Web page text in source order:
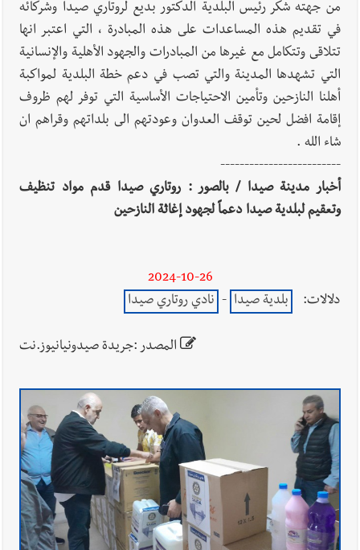
من جهته شكر رئيس البلدية الدكتور بديع لروتاري صيدا وشركائه
في تقديم هذه المساعدات على هذه المبادرة ، التي اعتبر انها
تتلاقى وتتكامل مع غيرها من المبادرات والجهود الأهلية والإنسانية
التي تشهدها المدينة والتي تصب في دعم خطة البلدية لمواكبة
أهلنا النازحين وتأمين الاحتياجات الأساسية التي توفر لهم ظروف
إقامة افضل لحين توقف العدوان وعودتهم الى بلداتهم وقراهم ان
شاء الله .
-------------------------
أخبار مدينة صيدا / بالصور : روتاري صيدا قدم مواد تنظيف
وتعقيم لبلدية صيدا دعماً لجهود إغاثة النازحين
2024-10-26
دلالات:
بلدية صيدا - نادي روتاري صيدا
المصدر :جريدة صيدونيانيوز.نت